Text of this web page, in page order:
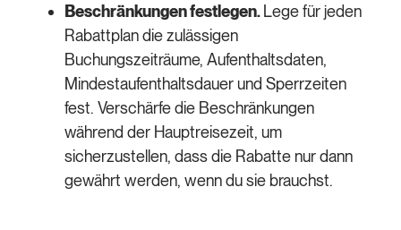
Beschränkungen festlegen.Lege für jeden
Rabattplan die zulässigen
Buchungszeiträume, Aufenthaltsdaten,
Mindestaufenthaltsdauer und Sperrzeiten
fest. Verschärfe die Beschränkungen
während der Hauptreisezeit, um
sicherzustellen, dass die Rabatte nur dann
gewährt werden, wenn du sie brauchst.